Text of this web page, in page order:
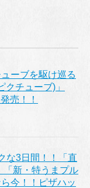
ーブを駆け巡る
チューブ)」
売！！
な3日間！！「直
「新・特うまプル
今！！ピザハッ